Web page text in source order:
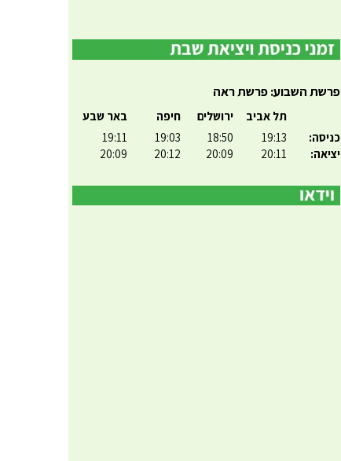
פרשת השבוע: פרשת ראה
כניסה:
יציאה:
תל אביב
19:13
20:11
ירושלים
18:50
20:09
חיפה
19:03
20:12
באר שבע
19:11
20:09